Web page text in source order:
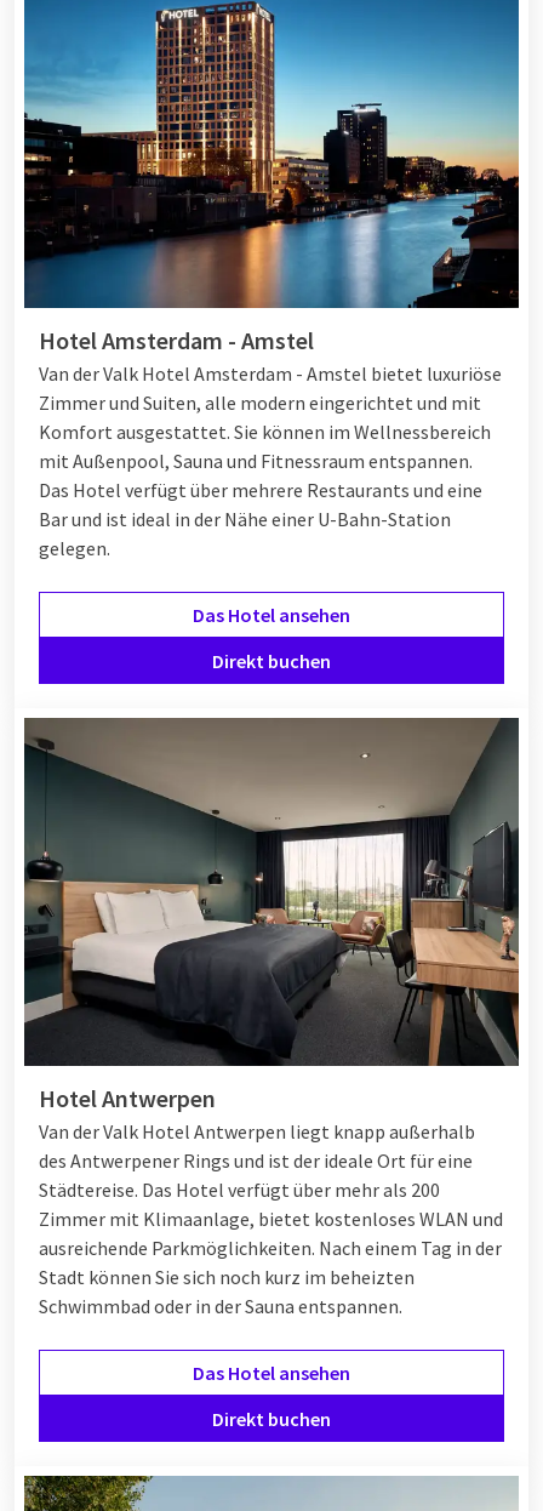
Arten Ausflüge machen. Sind Sie beispielsweise begeistert
vom Wandern? Dann können Sie sich für ein Hotel in oder
neben einem Naturschutzgebiet entscheiden, um die
Umgebung zu Fuß zu erkunden. Entdecken Sie alle
Überraschende Van der Valk Hotels & Restaurants
Hotel Amsterdam - Amstel
Van der Valk Hotel Amsterdam - Amstel bietet luxuriöse
Zimmer und Suiten, alle modern eingerichtet und mit
Komfort ausgestattet. Sie können im Wellnessbereich
mit Außenpool, Sauna und Fitnessraum entspannen.
Das Hotel verfügt über mehrere Restaurants und eine
Bar und ist ideal in der Nähe einer U-Bahn-Station
gelegen.
Das Hotel ansehen
Direkt buchen
Hotel Antwerpen
Van der Valk Hotel Antwerpen liegt knapp außerhalb
des Antwerpener Rings und ist der ideale Ort für eine
Städtereise. Das Hotel verfügt über mehr als 200
Zimmer mit Klimaanlage, bietet kostenloses WLAN und
ausreichende Parkmöglichkeiten. Nach einem Tag in der
Stadt können Sie sich noch kurz im beheizten
Schwimmbad oder in der Sauna entspannen.
Das Hotel ansehen
Direkt buchen